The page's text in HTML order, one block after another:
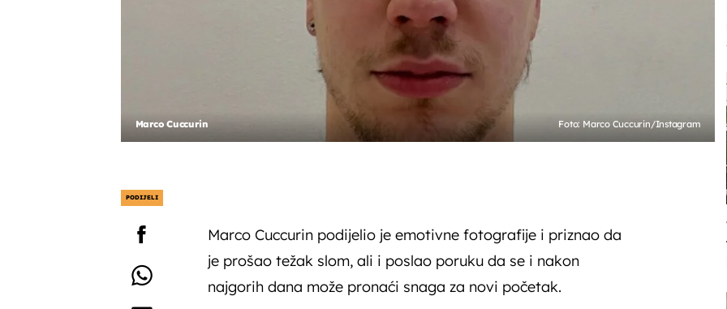
Marco Cuccurin Foto: Marco Cuccurin/Instagram
PODIJELI
Marco Cuccurin podijelio je emotivne fotografije i priznao da
je prošao težak slom, ali i poslao poruku da se i nakon
najgorih dana može pronaći snaga za novi početak.